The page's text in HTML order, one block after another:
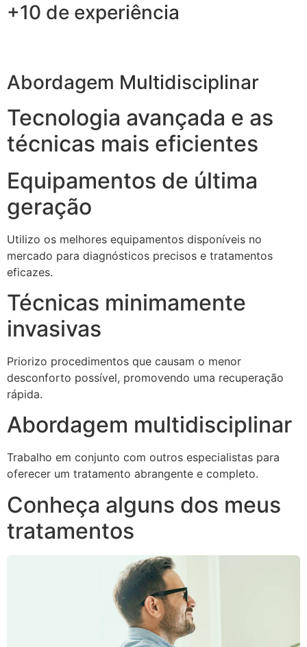
+10 de experiência
Abordagem Multidisciplinar
Tecnologia avançada e as
técnicas mais eficientes
Equipamentos de última
geração
Utilizo os melhores equipamentos disponíveis no
mercado para diagnósticos precisos e tratamentos
eficazes.
Técnicas minimamente
invasivas
Priorizo procedimentos que causam o menor
desconforto possível, promovendo uma recuperação
rápida.
Abordagem multidisciplinar
Trabalho em conjunto com outros especialistas para
oferecer um tratamento abrangente e completo.
Conheça alguns dos meus
tratamentos